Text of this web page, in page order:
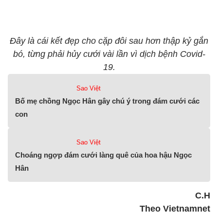
Đây là cái kết đẹp cho cặp đôi sau hơn thập kỷ gắn
bó, từng phải hủy cưới vài lần vì dịch bệnh Covid-
19.
Sao Việt
Bố mẹ chồng Ngọc Hân gây chú ý trong đám cưới các
con
Sao Việt
Choáng ngợp đám cưới làng quê của hoa hậu Ngọc
Hân
C.H
Theo Vietnamnet